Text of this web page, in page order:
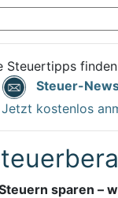
Steuertipps
Steuer-
Jetzt kostenlos
sparen –